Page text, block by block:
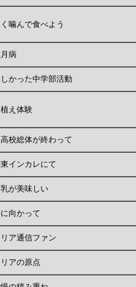
噛んで食べよう
病
かった中学部活動
植え体験
校総体が終わって
インカレにて
が美味しい
向かって
ア通信ファン
アの原点